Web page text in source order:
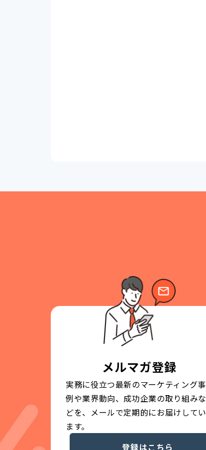
メルマガ登録
実務に役立つ最新のマーケティング事
例や業界動向、成功企業の取り組みな
どを、メールで定期的にお届けしてい
ます。
登録はこちら